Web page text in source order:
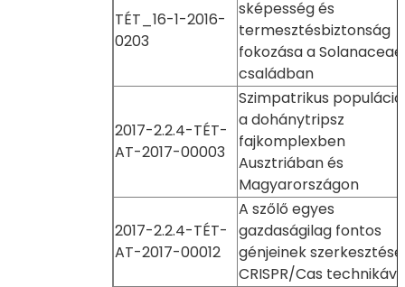
TÉT_16-1-2016-
0203
sképesség és
termesztésbiztonság
fokozása a Solanaceae
családban
2017-2.2.4-TÉT-
AT-2017-00003
Szimpatrikus
a dohánytripsz
fajkomplexben
Ausztriában és
Magyarországon
2017-2.2.4-TÉT-
AT-2017-00012
A szőlő egyes
gazdaságilag fontos
génjeinek szerkesztése
CRISPR/Cas